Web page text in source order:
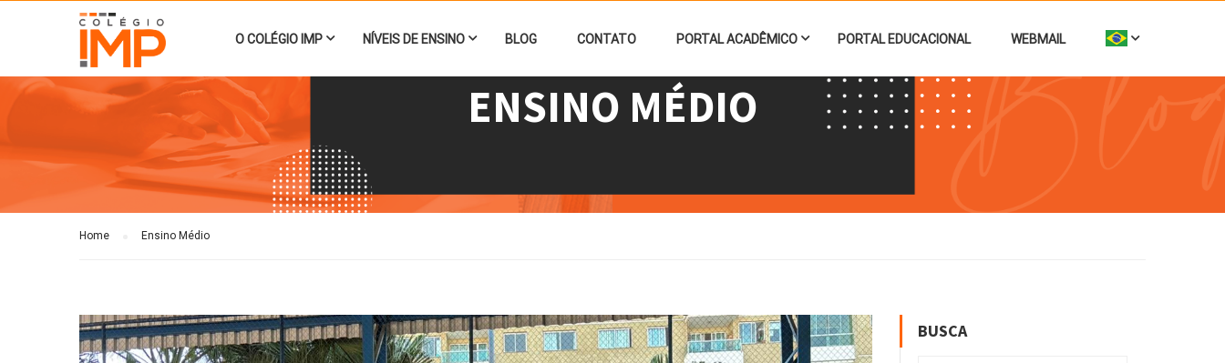
O COLÉGIO IMP NÍVEIS DE ENSINO BLOG CONTATO PORTAL ACADÊMICO PORTAL EDUCACIONAL WEBMAIL
ENSINO MÉDIO
Home Ensino Médio
BUSCA